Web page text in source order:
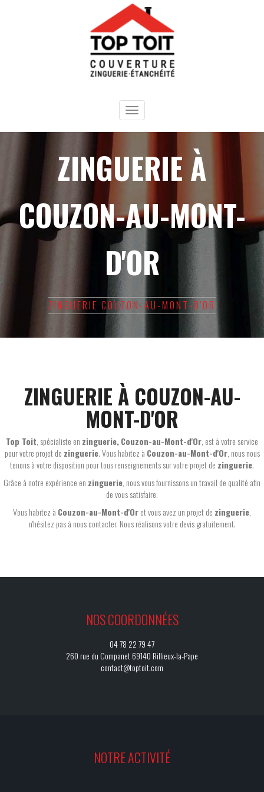
Toggle
navigation
ZINGUERIE À
COUZON-AU-MONT-
D'OR
ZINGUERIE COUZON-AU-MONT-D'OR
ZINGUERIE À COUZON-AU-
MONT-D'OR
Top Toit , spécialiste en zinguerie,Couzon-au-Mont-d'Or , est à votre service
pour votre projet de zinguerie. Vous habitez à Couzon-au-Mont-d'Or, nous nous
tenons à votre disposition pour tous renseignements sur votre projet de zinguerie.
Grâce à notre expérience en zinguerie , nous vous fournissons un travail de qualité afin
de vous satisfaire.
Vous habitez à Couzon-au-Mont-d'Oret vous avez un projet de zinguerie
n'hésitez pas à nous contacter. Nous réalisons votre devis gratuitement.
NOS COORDONNÉES
04 78 22 79 47
260 rue du Companet 69140 Rillieux-la-Pape
contact@toptoit.com
NOTRE ACTIVITÉ